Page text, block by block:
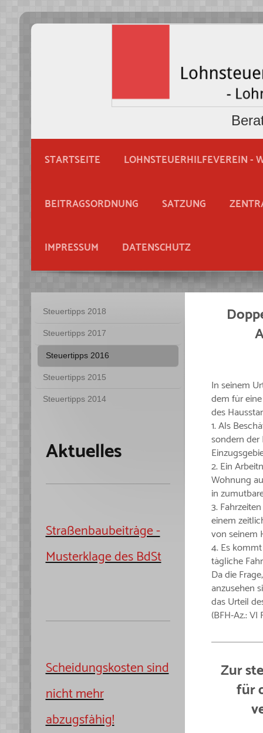
STARTSEITE LOHNSTEUERHILFEVEREIN -
BEITRAGSORDNUNG SATZUNG
IMPRESSUM DATENSCHUTZ
In seinem
dem für
des
1. Als
sondern der
2. Ein
Wohnung
in
3.
einem
von seinem
4. Es
tägliche
Da die
anzusehen
das Urteil
(BFH-Az.:
Zur
für
Steuertipps 2018
Steuertipps 2017
Steuertipps 2016
Steuertipps 2015
Steuertipps 2014
Aktuelles
Straßenbaubeiträge -
Musterklage des BdSt
Scheidungskosten sind
nicht mehr
abzugsfähig!